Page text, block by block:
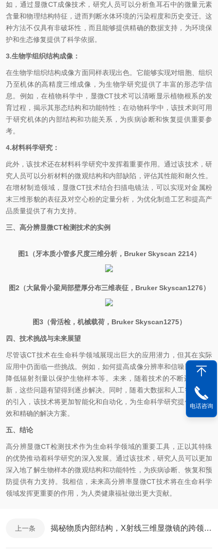
如，通过显微CT成像技术，研究人员可以分析鱼耳石中的微量元素
含量和物理结构特征，进而判断水体环境的污染程度和历史变迁。这
种方法不仅具有非破坏性，而且能够提供精确的数据支持，为环境保
护和生态修复提供了科学依据。
3.生物学组织结构成像：
在生物学组织结构成像方面同样表现出色。它能够实现对细胞、组织
乃至机体的高精度三维成像，为生物学研究提供了丰富的形态学信
息。例如，在植物科学中，显微CT技术可以清晰显示植物根系的发
育过程，揭示其形态结构和功能特性；在动物科学中，该技术则可用
于研究机体的内部结构和功能关系，为疾病诊断和恢复提供重要参
考。
4.材料科学研究：
此外，该技术还在材料科学研究中发挥着重要作用。通过该技术，研
究人员可以分析材料的微观结构和内部缺陷，评估其性能和耐久性。
在增材制造领域，显微CT技术结合扫描电镜法，可以实现对金属粉
末三维形貌的表征及对空心粉的定量分析，为优化制造工艺和提高产
品质量提供了有力支持。
三、高分辨显微CT检测技术的实例
图1（牙本质小管多尺度三维分析，Bruker Skyscan 2214）
图2（大鼠骨小梁局部壁厚分布三维表征，Bruker Skyscan1276）
图3（骨活检，机械载荷，Bruker Skyscan1275）
四、技术挑战与未来展望
尽管该CT技术在生命科学领域展现出巨大的应用潜力，但其在实际
应用中仍面临一些挑战。例如，如何提高成像分辨率和信噪比、如何
降低辐射剂量以保护生物样本等。未来，随着技术的不断进步和创
新，这些问题有望得到逐步解决。同时，随着大数据和人工智能技术
的引入，该技术将更加智能化和自动化，为生命科学研究提供更加高
效和精确的解决方案。
五、结论
高分辨显微CT检测技术作为生命科学领域的重要工具，正以其特殊
的优势推动着科学研究的深入发展。通过该技术，研究人员可以更加
深入地了解生物样本的微观结构和功能特性，为疾病诊断、恢复和预
防提供有力支持。我相信，未来高分辨率显微CT技术将在生命科学
领域发挥更重要的作用，为人类健康福祉做出更大贡献。
上一条 揭秘物质内部结构，X射线三维显微镜的跨领域影响力
电话咨询